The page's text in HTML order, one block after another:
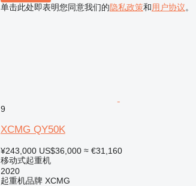
单击此处即表明您同意我们的隐私政策和用户协议。
9
XCMG QY50K
¥243,000 US$36,000 ≈ €31,160
移动式起重机
2020
起重机品牌 XCMG